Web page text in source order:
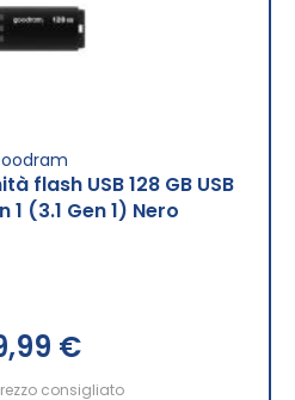
flash USB 128 GB USB
1 (3.1 Gen 1) Nero
€
consigliato